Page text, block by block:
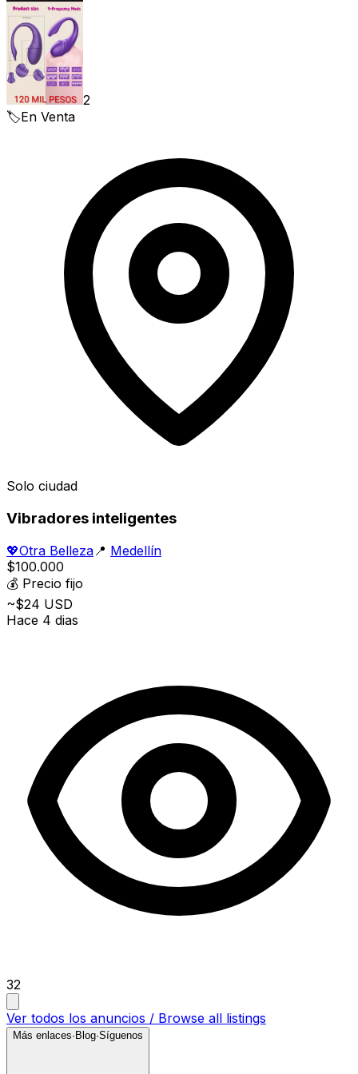
2
🏷️En Venta
Solo ciudad
Vibradores inteligentes
💖Otra Belleza 📍 Medellín
$100.000
💰 Precio fijo
~$24 USD
Hace 4 dias
32
Ver todos los anuncios / Browse all listings
Más enlaces·Blog·Síguenos